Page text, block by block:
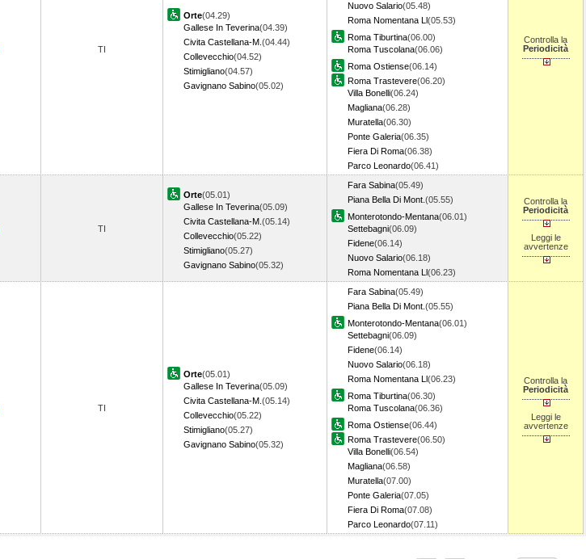
TI
Orte(04.29)
Gallese In Teverina(04.39)
Civita Castellana-M. (04.44)
Collevecchio(04.52)
Stimigliano(04.57)
Gavignano Sabino(05.02)
Nuovo Salario(05.48)
Roma Nomentana Ll(05.53)
Roma Tiburtina(06.00)
Roma Tuscolana(06.06)
Roma Ostiense(06.14)
Roma Trastevere(06.20)
Villa Bonelli(06.24)
Magliana(06.28)
Muratella(06.30)
Ponte Galeria(06.35)
Fiera Di Roma(06.38)
Parco Leonardo(06.41)
Controlla la
Periodicità
TI
Orte(05.01)
Gallese In Teverina(05.09)
Civita Castellana-M. (05.14)
Collevecchio(05.22)
Stimigliano(05.27)
Gavignano Sabino(05.32)
Fara Sabina(05.49)
Piana Bella Di Mont. (05.55)
Monterotondo-Mentana(06.01)
Settebagni(06.09)
Fidene(06.14)
Nuovo Salario(06.18)
Roma Nomentana Ll(06.23)
Controlla la
Periodicità
Leggi le
avvertenze
TI
Orte(05.01)
Gallese In Teverina(05.09)
Civita Castellana-M. (05.14)
Collevecchio(05.22)
Stimigliano(05.27)
Gavignano Sabino(05.32)
Fara Sabina(05.49)
Piana Bella Di Mont. (05.55)
Monterotondo-Mentana(06.01)
Settebagni(06.09)
Fidene(06.14)
Nuovo Salario(06.18)
Roma Nomentana Ll(06.23)
Roma Tiburtina(06.30)
Roma Tuscolana(06.36)
Roma Ostiense(06.44)
Roma Trastevere(06.50)
Villa Bonelli(06.54)
Magliana(06.58)
Muratella(07.00)
Ponte Galeria(07.05)
Fiera Di Roma(07.08)
Parco Leonardo(07.11)
Controlla la
Periodicità
Leggi le
avvertenze